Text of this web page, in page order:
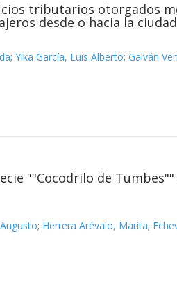
tributarios otorgados
desde o hacia la
; Yika García, Luis Alberto; Galván
""Cocodrilo de Tumbes""
; Herrera Arévalo, Marita;